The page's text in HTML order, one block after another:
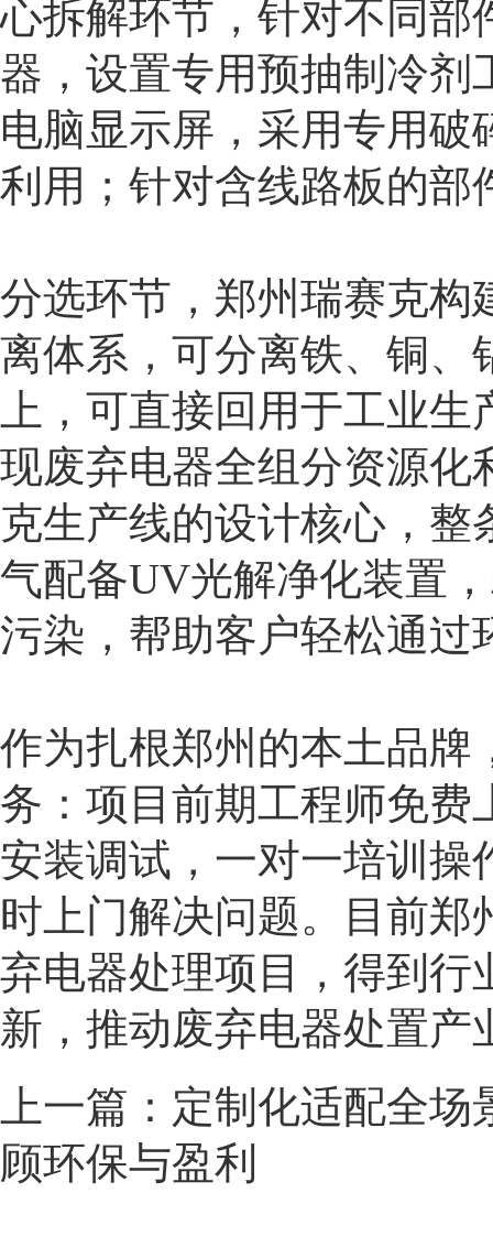
心拆解环节，针对不同部
器，设置专用预抽制冷剂
电脑显示屏，采用专用
利用；针对含线路板的部
分选环节，郑州瑞赛克构
离体系，可分离铁、铜、
上，可直接回用于工业
现废弃电器全组分资源化
克生产线的设计核心，
气配备UV光解净化装置
污染，帮助客户轻松通过
作为扎根郑州的本土品牌
务：项目前期工程师免费
安装调试，一对一培训操
时上门解决问题。目前郑
弃电器处理项目，得到行
新，推动废弃电器处置
上一篇： 定制化适配全场
顾环保与盈利